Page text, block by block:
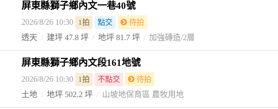
屏東縣獅子鄉內文一巷40號
2026/8/26 10:30 1拍 點交 待拍
透天 建坪 47.8 坪 地坪 81.7 坪 加強磚造/2層
屏東縣獅子鄉內文段161地號
2026/8/26 10:30 1拍 不點交 待拍
土地 地坪 502.2 坪 山坡地保育區 農牧用地